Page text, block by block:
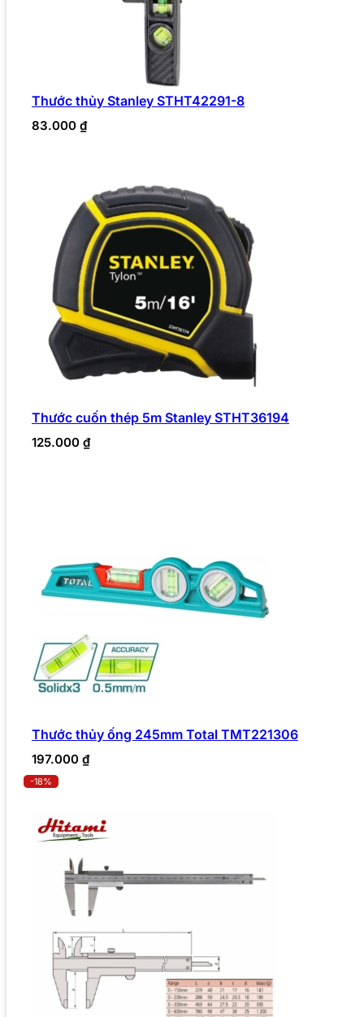
Thước thủy Stanley STHT42291-8
83.000 ₫
Thước cuốn thép 5m Stanley STHT36194
125.000 ₫
Thước thủy ống 245mm Total TMT221306
197.000 ₫
-18%